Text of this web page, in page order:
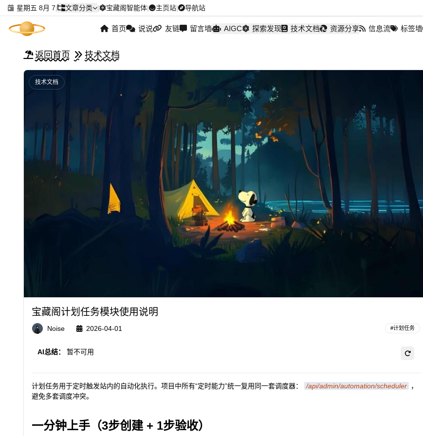
星期五 8月 7| 文章分类 | 宝藏阁智能体| 主页站| 导航站
首页 说说 友链 留言墙 AIGC 探索发现 技术文档 资源分享 信息流 标签墙
返回首页 技术文档
技术文档
宝藏阁计划任务模块使用说明
Noise 2026-04-01 #计划任务
AI总结： 暂不可用
计划任务用于定时触发站内的自动化执行。项目中所有“定时能力”统一复用同一套调度器： /api/admin/automation/scheduler
，
避免多套调度冲突。
一分钟上手（3步创建 + 1步验收）